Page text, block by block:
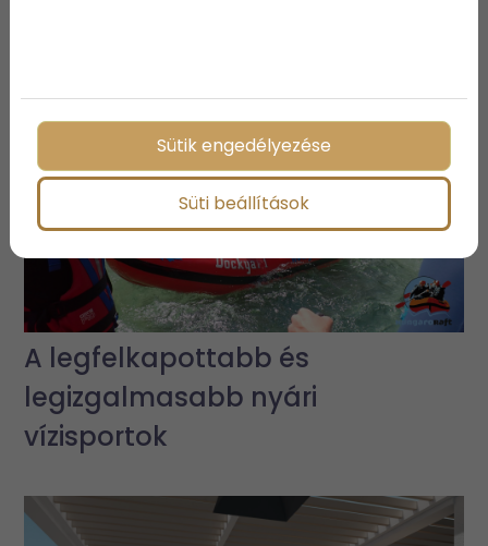
A legfelkapottabb és
legizgalmasabb nyári
vízisportok
Sütik engedélyezése
Süti beállítások